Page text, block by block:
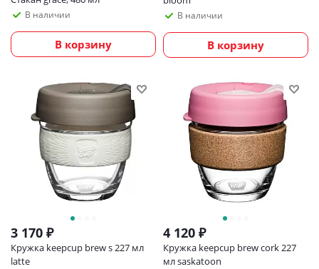
В наличии
В корзину
В наличии
В корзину
3 170 ₽
Кружка keepcup brew s 227 мл
latte
4 120 ₽
Кружка keepcup brew cork 227
мл saskatoon